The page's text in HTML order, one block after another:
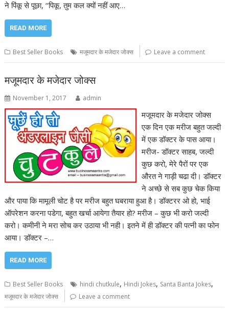
ने पिंकू से पूछा, ‘‘पिकू, तुम कल क्यों नहीं आए…
READ MORE
Best Seller Books मजूमदार के मजेदार जोक्स Leave a comment
मजूमदार के मजेदार जोक्स
November 1, 2017 admin
मजूमदार के मजेदार जोक्स
एक दिन एक मरीज बहुत जल्दी
में एक डॉक्टर के पास आया।
मरीज- डॉक्टर साहब, जल्दी
कुछ करो, मेरे पैरों पर एक
औरत ने गाड़ी चढा दी। डॉक्टर
ने अच्छे से सब कुछ चेक किया
और पाया कि मामूली चोट है पर मरीज बहुत घबराया हुआ है। डॉक्टरर ओ हो, भाई
ऑपरेशन करना पडेगा, बहुत खर्चा आयेगा तैयार हो? मरीज – कुछ भी करो जल्दी
करो। कमीनी ने मरा सोच कर उठाया भी नही। इतने में ही डॉक्टर की पत्नी का फोन
आया। डॉक्टर –…
READ MORE
Best Seller Books hindi chutkule, Hindi Jokes, Santa Banta Jokes,
मजूमदार के मजेदार जोक्स Leave a comment